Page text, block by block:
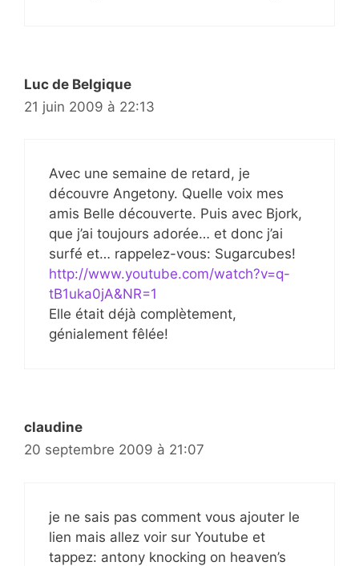
Luc de Belgique
21 juin 2009 à 22:13
Avec une semaine de retard, je
découvre Angetony. Quelle voix mes
amis Belle découverte. Puis avec Bjork,
que j’ai toujours adorée… et donc j’ai
surfé et… rappelez-vous: Sugarcubes!
http://www.youtube.com/watch?v=q-
tB1uka0jA&NR=1
Elle était déjà complètement,
génialement fêlée!
claudine
20 septembre 2009 à 21:07
je ne sais pas comment vous ajouter le
lien mais allez voir sur Youtube et
tappez: antony knocking on heaven’s